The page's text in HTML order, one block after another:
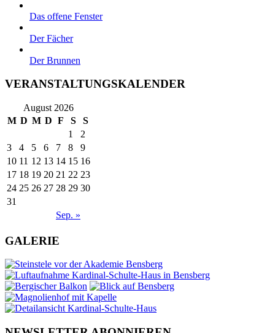
Das offene Fenster
Der Fächer
Der Brunnen
VERANSTALTUNGSKALENDER
August 2026
M D M D F S S
Sep. »
1
2
3
4 5 6 7 8
9
10 11 12 13 14 15 16
17 18 19 20 21 22 23
24 25 26 27 28 29 30
31
GALERIE